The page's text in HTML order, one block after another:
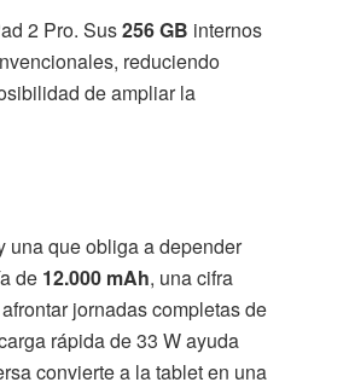
2 Pro. Sus256 GB internos
reduciendo
de ampliar la
una que obliga a depender
de 12.000 mAh, una cifra
jornadas completas de
rápida de 33 W ayuda
convierte a la tablet en una